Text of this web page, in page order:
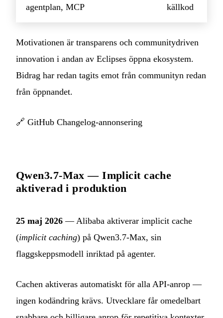
agentplan, MCP
källkod
Motivationen är transparens och communitydriven
innovation i andan av Eclipses öppna ekosystem.
Bidrag har redan tagits emot från communityn redan
från öppnandet.
🔗 GitHub Changelog-annonsering
Qwen3.7-Max — Implicit cache
aktiverad i produktion
25 maj 2026 — Alibaba aktiverar implicit cache
(implicit caching) på Qwen3.7-Max, sin
flaggskeppsmodell inriktad på agenter.
Cachen aktiveras automatiskt för alla API-anrop —
ingen kodändring krävs. Utvecklare får omedelbart